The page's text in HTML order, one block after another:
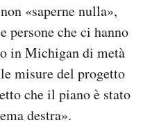
«saperne nulla»,
persone che ci hanno
in Michigan di metà
misure del progetto
che il piano è stato
destra».